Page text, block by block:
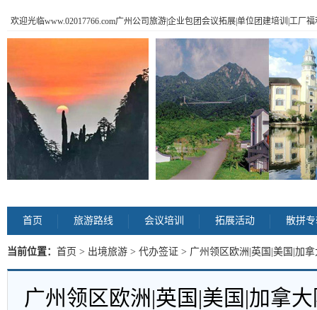
欢迎光临www.02017766.com广州公司旅游|企业包团会议拓展|单位团建培训|工厂
首页 旅游路线 会议培训 拓展活动 散拼
当前位置： 首页 > 出境旅游 > 代办签证 > 广州领区欧洲|英国|美国|加
容
广州领区欧洲|英国|美国|加拿